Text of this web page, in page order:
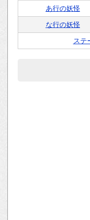
あ行の妖怪
な行の妖怪
ステ